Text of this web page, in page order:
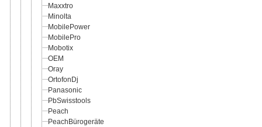
Maxxtro
Minolta
MobilePower
MobilePro
Mobotix
OEM
Oray
OrtofonDj
Panasonic
PbSwisstools
Peach
PeachBürogeräte